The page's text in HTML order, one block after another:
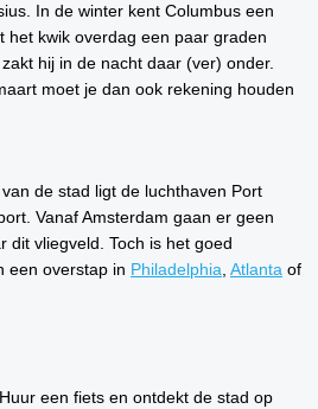
In de winter kent Columbus een
het kwik overdag een paar graden
hij in de nacht daar (ver) onder.
moet je dan ook rekening houden
de stad ligt de luchthaven Port
Vanaf Amsterdam gaan er geen
dit vliegveld. Toch is het goed
een overstap in Philadelphia, Atlanta of
een fiets en ontdekt de stad op